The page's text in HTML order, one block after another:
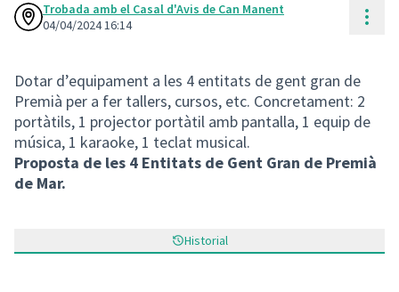
Trobada amb el Casal d'Avis de Can Manent
04/04/2024 16:14
Dotar d’equipament a les 4 entitats de gent gran de
Premià per a fer tallers, cursos, etc. Concretament: 2
portàtils, 1 projector portàtil amb pantalla, 1 equip de
música, 1 karaoke, 1 teclat musical.
Proposta de les 4 Entitats de Gent Gran de Premià
de Mar.
Historial